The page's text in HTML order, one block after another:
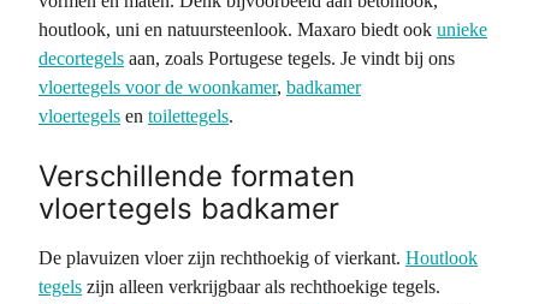
houtlook, uni en natuursteenlook. Maxaro biedt ook unieke
decortegels aan, zoals Portugese tegels. Je vindt bij ons
vloertegels voor de woonkamer, badkamer
vloertegels en toilettegels.
Verschillende formaten
vloertegels badkamer
De plavuizen vloer zijn rechthoekig of vierkant. Houtlook
tegels zijn alleen verkrijgbaar als rechthoekige tegels.